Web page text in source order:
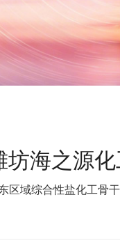
坊海之源化
区域综合性盐化工骨